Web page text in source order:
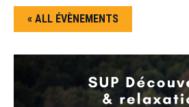
« ALL ÉVÈNEMENTS